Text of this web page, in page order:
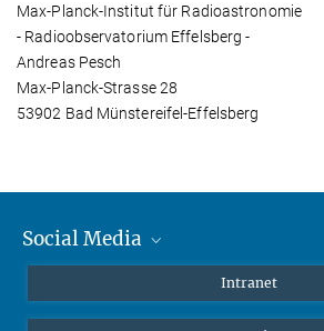
Max-Planck-Institut für Radioastronomie
- Radioobservatorium Effelsberg -
Andreas Pesch
Max-Planck-Strasse 28
53902 Bad Münstereifel-Effelsberg
Social Media
Instagram
Intranet